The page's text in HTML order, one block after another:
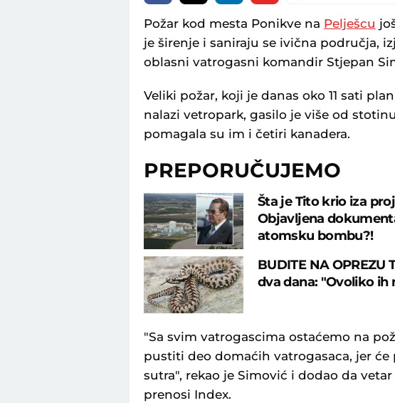
Požar kod mesta Ponikve na Pelješcu
je širenje i saniraju se ivična područja,
oblasni vatrogasni komandir Stjepan
Veliki požar, koji je danas oko 11 sati
nalazi vetropark, gasilo je više od
pomagala su im i četiri kanadera.
PREPORUČUJEMO
Šta je Tito krio iza
Objavljena
atomsku bombu?!
BUDITE NA
dva dana: "Ovoliko ih
"Sa svim vatrogascima ostaćemo na
pustiti deo domaćih vatrogasaca, jer će
sutra", rekao je Simović i dodao da
prenosi Index.